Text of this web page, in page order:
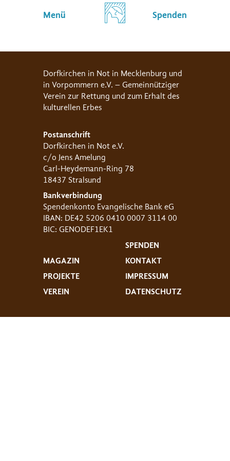
Menü Spenden
Dorfkirchen in Not in Mecklenburg und
in Vorpommern e.V. – Gemeinnütziger
Verein zur Rettung und zum Erhalt des
kulturellen Erbes
Postanschrift
Dorfkirchen in Not e.V.
c/o Jens Amelung
Carl-Heydemann-Ring 78
18437 Stralsund
Bankverbindung
Spendenkonto Evangelische Bank eG
IBAN: DE42 5206 0410 0007 3114 00
BIC: GENODEF1EK1
MAGAZIN
PROJEKTE
VEREIN
SPENDEN
KONTAKT
IMPRESSUM
DATENSCHUTZ